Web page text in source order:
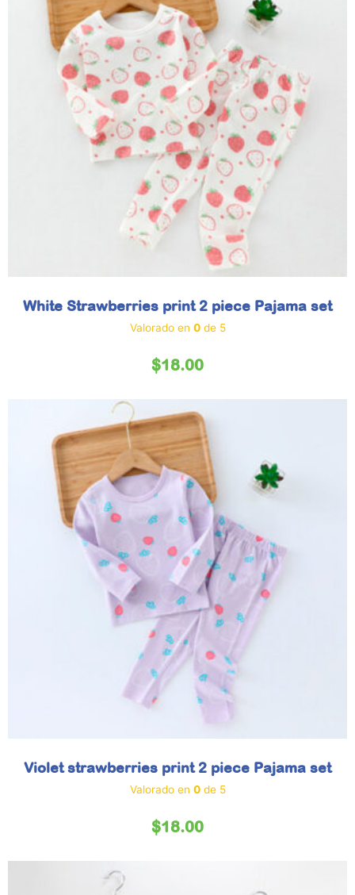
White Strawberries print 2 piece Pajama set
Valorado en 0de 5
$18.00
Violet strawberries print 2 piece Pajama set
Valorado en 0de 5
$18.00